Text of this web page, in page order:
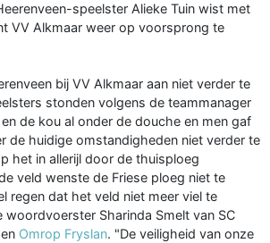
speelster Alieke Tuin wist met
VV Alkmaar weer op voorsprong te
bij VV Alkmaar aan niet verder te
stonden volgens de teammanager
de kou al onder de douche en men gaf
de huidige omstandigheden niet verder te
het in allerijl door de thuisploeg
veld wenste de Friese ploeg niet te
regen dat het veld niet meer viel te
woordvoerster Sharinda Smelt van SC
Omrop Fryslan. "De veiligheid van onze